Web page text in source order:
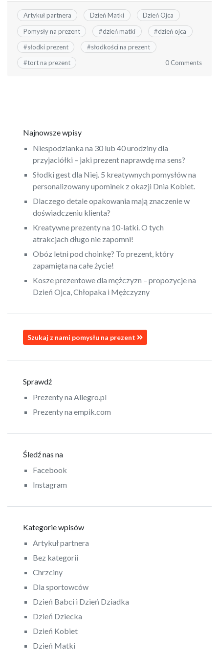
Artykuł partnera Dzień Matki Dzień Ojca
Pomysły na prezent #dzień matki #dzień ojca
#słodki prezent #słodkości na prezent
#tort na prezent 0 Comments
Najnowsze wpisy
Niespodzianka na 30 lub 40 urodziny dla
przyjaciółki – jaki prezent naprawdę ma sens?
Słodki gest dla Niej. 5 kreatywnych pomysłów na
personalizowany upominek z okazji Dnia Kobiet.
Dlaczego detale opakowania mają znaczenie w
doświadczeniu klienta?
Kreatywne prezenty na 10-latki. O tych
atrakcjach długo nie zapomni!
Obóz letni pod choinkę? To prezent, który
zapamięta na całe życie!
Kosze prezentowe dla mężczyzn – propozycje na
Dzień Ojca, Chłopaka i Mężczyzny
Szukaj z nami pomysłu na prezent
Sprawdź
Prezenty na Allegro.pl
Prezenty na empik.com
Śledź nas na
Facebook
Instagram
Kategorie wpisów
Artykuł partnera
Bez kategorii
Chrzciny
Dla sportowców
Dzień Babci i Dzień Dziadka
Dzień Dziecka
Dzień Kobiet
Dzień Matki